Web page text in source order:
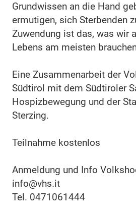
Grundwissen an die Hand
ermutigen, sich Sterbenden
Zuwendung ist das, was wir
Lebens am meisten
Eine Zusammenarbeit der
Südtirol mit dem Südtiroler
Hospizbewegung und der
Sterzing.
Teilnahme kostenlos
Anmeldung und Info
info@vhs.it
Tel. 0471061444